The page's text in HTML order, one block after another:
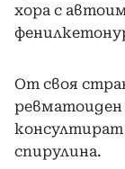
хора с
От своя
консултират
спирулина.